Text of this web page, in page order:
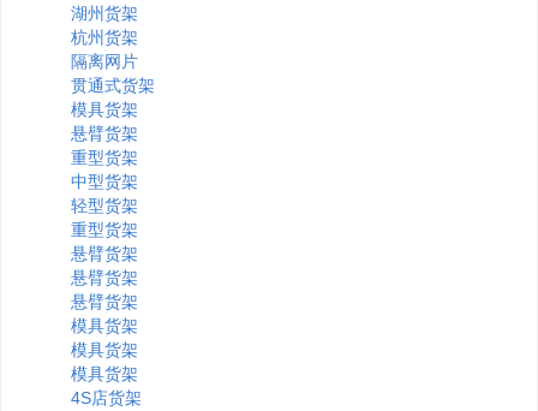
湖州货架
杭州货架
隔离网片
贯通式货架
模具货架
悬臂货架
重型货架
中型货架
轻型货架
重型货架
悬臂货架
悬臂货架
悬臂货架
模具货架
模具货架
模具货架
4S店货架